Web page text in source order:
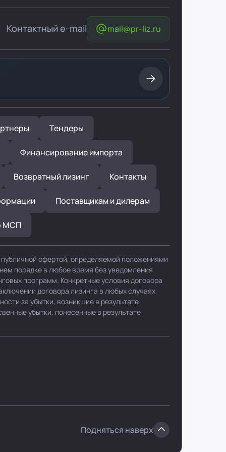
Контактный e-mail mail@pr-liz.ru
Тендеры
Финансирование импорта
Возвратный лизинг Контакты
Поставщикам и дилерам
МСП
офертой, определяемой положениями
порядке в любое время без уведомления
программ. Конкретные условия договора
договора лизинга в любых случаях
за убытки, возникшие в результате
убытки, понесенные в результате
Подняться наверх